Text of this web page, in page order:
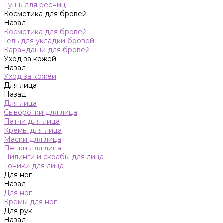
Тушь для ресниц
Косметика для бровей
Назад
Косметика для бровей
Гель для укладки бровей
Карандаши для бровей
Уход за кожей
Назад
Уход за кожей
Для лица
Назад
Для лица
Сыворотки для лица
Патчи для лица
Кремы для лица
Маски для лица
Пенки для лица
Пилинги и скрабы для лица
Тоники для лица
Для ног
Назад
Для ног
Кремы для ног
Для рук
Назад